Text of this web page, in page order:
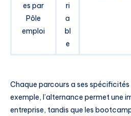
es par
Pôle
emploi
ri
a
bl
e
Chaque parcours a ses
exemple, l’alternance permet une
entreprise, tandis que les